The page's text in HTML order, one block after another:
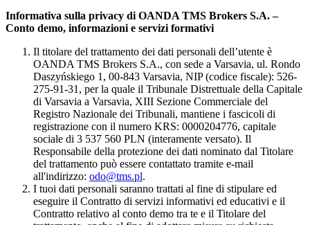
Informativa sulla privacy di OANDA TMS Brokers S.A. –
Conto demo, informazioni e servizi formativi
Il titolare del trattamento dei dati personali dell’utente è
OANDA TMS Brokers S.A., con sede a Varsavia, ul. Rondo
Daszyńskiego 1, 00-843 Varsavia, NIP (codice fiscale): 526-
275-91-31, per la quale il Tribunale Distrettuale della Capitale
di Varsavia a Varsavia, XIII Sezione Commerciale del
Registro Nazionale dei Tribunali, mantiene i fascicoli di
registrazione con il numero KRS: 0000204776, capitale
sociale di 3 537 560 PLN (interamente versato). Il
Responsabile della protezione dei dati nominato dal Titolare
del trattamento può essere contattato tramite e-mail
all'indirizzo: odo@tms.pl.
I tuoi dati personali saranno trattati al fine di stipulare ed
eseguire il Contratto di servizi informativi ed educativi e il
Contratto relativo al conto demo tra te e il Titolare del